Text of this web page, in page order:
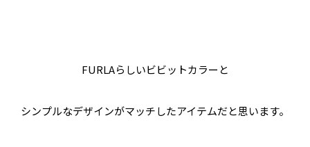
FURLAらしいビビットカラーと
シンプルなデザインがマッチしたアイテムだと思います。